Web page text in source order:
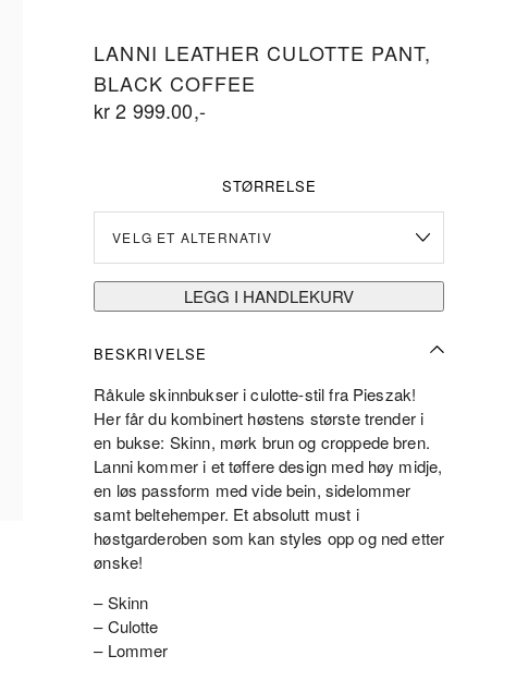
LANNI LEATHER CULOTTE PANT,
BLACK COFFEE
kr2 999.00,-
STØRRELSE
LEGG I HANDLEKURV
BESKRIVELSE
Råkule skinnbukser i culotte-stil fra Pieszak!
Her får du kombinert høstens største trender i
en bukse: Skinn, mørk brun og croppede bren.
Lanni kommer i et tøffere design med høy midje,
en løs passform med vide bein, sidelommer
samt beltehemper. Et absolutt must i
høstgarderoben som kan styles opp og ned etter
ønske!
– Skinn
– Culotte
– Lommer